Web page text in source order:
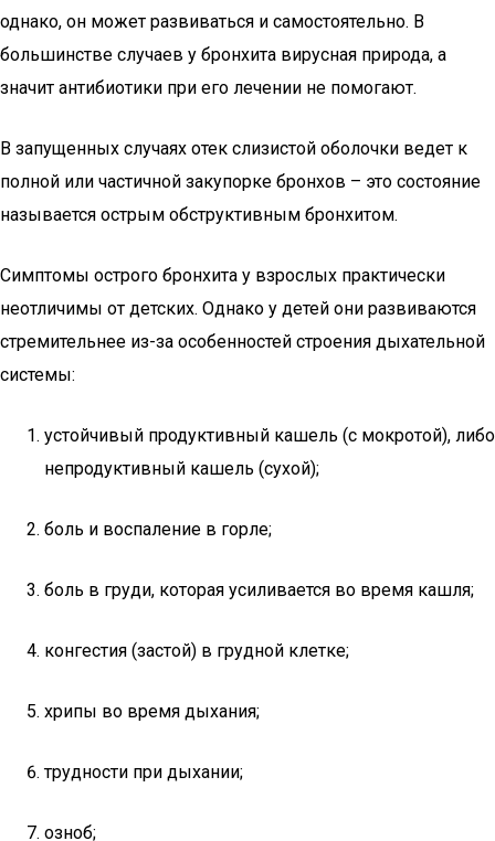
однако, он может развиваться и самостоятельно. В
большинстве случаев у бронхита вирусная природа, а
значит антибиотики при его лечении не помогают.
В запущенных случаях отек слизистой оболочки ведет к
полной или частичной закупорке бронхов – это состояние
называется острым обструктивным бронхитом.
Симптомы острого бронхита у взрослых практически
неотличимы от детских. Однако у детей они развиваются
стремительнее из-за особенностей строения дыхательной
системы:
устойчивый продуктивный кашель (с мокротой), либо
непродуктивный кашель (сухой);
боль и воспаление в горле;
боль в груди, которая усиливается во время кашля;
конгестия (застой) в грудной клетке;
хрипы во время дыхания;
трудности при дыхании;
озноб;